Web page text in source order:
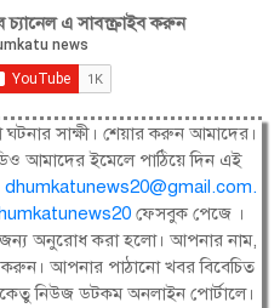
এ সাবস্ক্রাইব করুন
ঘটনার সাক্ষী। শেয়ার করুন আমাদের।
আমাদের ইমেলে পাঠিয়ে দিন এই
dhumkatunews20@gmail.com.
ফেসবুক পেজে ।
জন্য অনুরোধ করা হলো। আপনার নাম,
আপনার পাঠানো খবর বিবেচিত
নিউজ ডটকম অনলাইন পোর্টালে।